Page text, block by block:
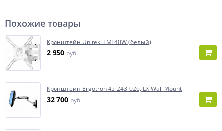
Похожие товары
Кронштейн Uniteki FML40W (белый)
2 950 руб.
Кронштейн Ergotron 45-243-026, LX Wall Mount
32 700 руб.